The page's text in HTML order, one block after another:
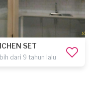
SET
dari 9 tahun lalu